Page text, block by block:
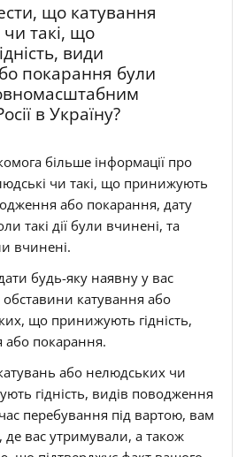
що катування
такі, що
види
покарання були
в Україну?
більше інформації про
чи такі, що принижують
або покарання, дату
такі дії були вчинені, та
вчинені.
будь-яку наявну у вас
катування або
що принижують гідність,
або покарання.
або нелюдських чи
гідність, видів поводження
перебування під вартою, вам
де вас утримували, а також